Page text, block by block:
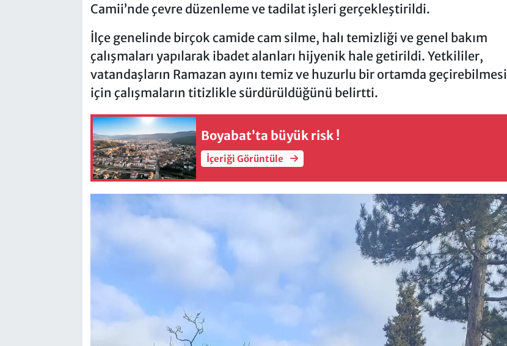
Camii’nde çevre düzenleme ve tadilat işleri gerçekleştirildi.
İlçe genelinde birçok camide cam silme, halı temizliği ve genel bakım
çalışmaları yapılarak ibadet alanları hijyenik hale getirildi. Yetkililer,
vatandaşların Ramazan ayını temiz ve huzurlu bir ortamda geçirebilmesi
için çalışmaların titizlikle sürdürüldüğünü belirtti.
Boyabat’ta büyük risk !
İçeriği Görüntüle